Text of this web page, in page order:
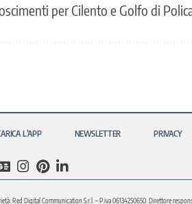
per Cilento e Golfo di
L’APP NEWSLETTER PRIVACY
Red Digital Communication S.r.l. – P.iva 06134250650. Direttore